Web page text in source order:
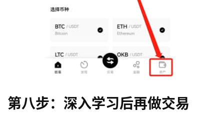
第八步：深入学习后再做交易